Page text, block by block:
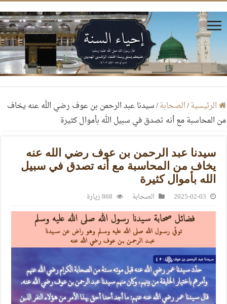
الرئيسية/الصحابة/سيدنا عبد الرحمن بن عوف رضي الله عنه يخاف
من المحاسبة مع أنه تصدق في سبيل الله بأموال كثيرة
سيدنا عبد الرحمن بن عوف رضي الله عنه
يخاف من المحاسبة مع أنه تصدق في سبيل
الله بأموال كثيرة
2025-02-03 الصحابة 868 زيارة